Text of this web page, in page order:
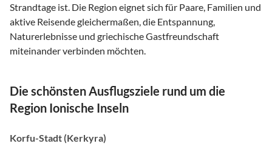
Strandtage ist. Die Region eignet sich für Paare, Familien und
aktive Reisende gleichermaßen, die Entspannung,
Naturerlebnisse und griechische Gastfreundschaft
miteinander verbinden möchten.
Die schönsten Ausflugsziele rund um die
Region Ionische Inseln
Korfu-Stadt (Kerkyra)